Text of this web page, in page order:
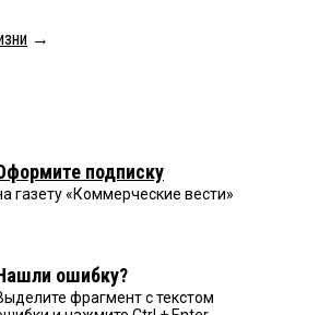
→
подписку
газету «Коммерческие вести»
ошибку?
фрагмент с текстом